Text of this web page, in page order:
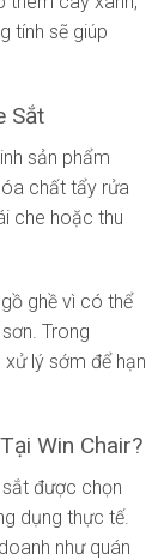
tính sẽ giúp
Sắt
sản phẩm
chất tẩy rửa
che hoặc thu
ghề vì có thể
Trong
lý sớm để hạn
Win Chair?
được chọn
dụng thực tế.
như quán